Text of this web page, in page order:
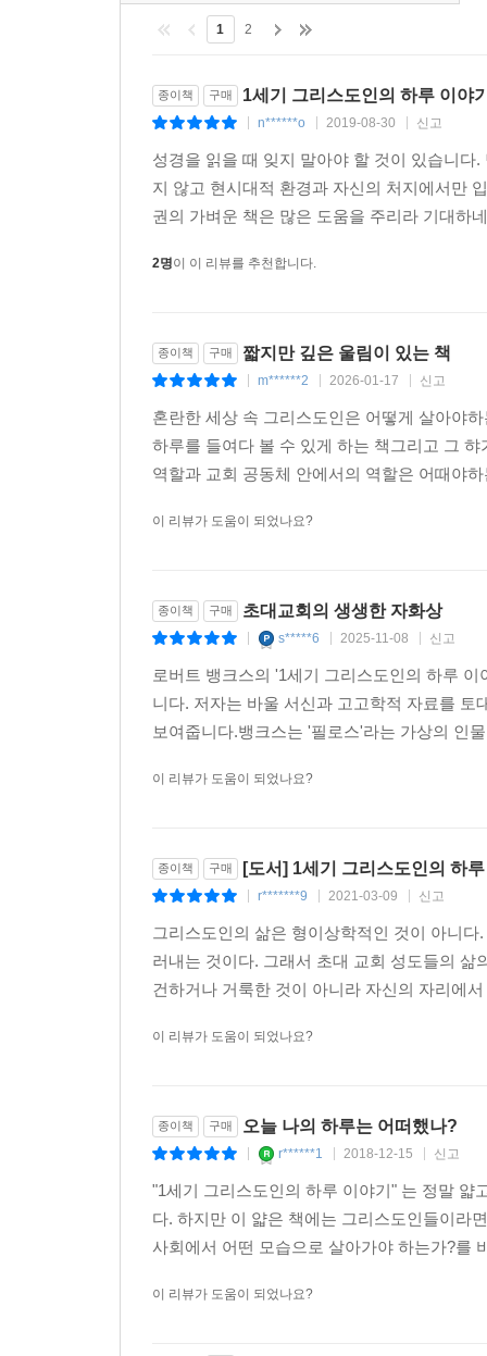
1 2
종이책 구매 1세기 그리스도인의 하루 이야
n******o 2019-08-30 신고
성경을 읽을 때 잊지 말아야 할 것이 있습니
지 않고 현시대적 환경과 자신의 처지에서만
권의 가벼운 책은 많은 도움을 주리라 기대하
2명이 이 리뷰를 추천합니다.
종이책 구매 짧지만 깊은 울림이 있는 책
m******2 2026-01-17 신고
혼란한 세상 속 그리스도인은 어떻게 살아야
하루를 들여다 볼 수 있게 하는 책그리고 그
역할과 교회 공동체 안에서의 역할은 어때야
이 리뷰가 도움이 되었나요?
종이책 구매 초대교회의 생생한 자화상
s*****6 2025-11-08 신고
로버트 뱅크스의 '1세기 그리스도인의 하루
니다. 저자는 바울 서신과 고고학적 자료를
보여줍니다.뱅크스는 '필로스'라는 가상의 인
이 리뷰가 도움이 되었나요?
종이책 구매 [도서] 1세기 그리스도인의 하
r*******9 2021-03-09 신고
그리스도인의 삶은 형이상학적인 것이 아니
러내는 것이다. 그래서 초대 교회 성도들의
건하거나 거룩한 것이 아니라 자신의 자리에
이 리뷰가 도움이 되었나요?
종이책 구매 오늘 나의 하루는 어떠했나?
r******1 2018-12-15 신고
"1세기 그리스도인의 하루 이야기" 는 정말 얇
다. 하지만 이 얇은 책에는 그리스도인들이라
사회에서 어떤 모습으로 살아가야 하는가?를
이 리뷰가 도움이 되었나요?